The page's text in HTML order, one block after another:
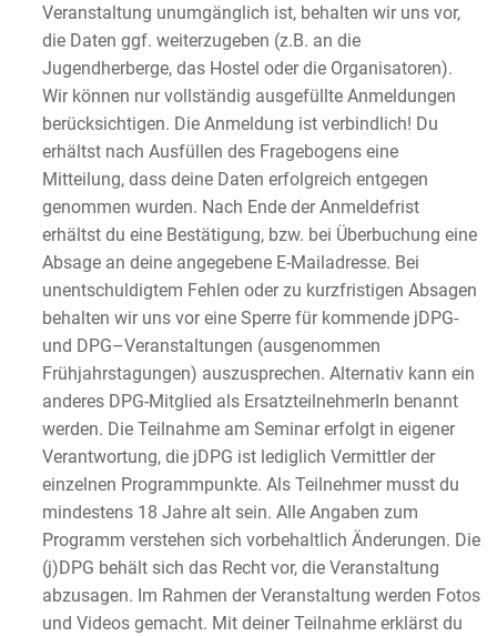
Veranstaltung unumgänglich ist, behalten wir uns vor,
die Daten ggf. weiterzugeben (z.B. an die
Jugendherberge, das Hostel oder die Organisatoren).
Wir können nur vollständig ausgefüllte Anmeldungen
berücksichtigen. Die Anmeldung ist verbindlich! Du
erhältst nach Ausfüllen des Fragebogens eine
Mitteilung, dass deine Daten erfolgreich entgegen
genommen wurden. Nach Ende der Anmeldefrist
erhältst du eine Bestätigung, bzw. bei Überbuchung eine
Absage an deine angegebene E-Mailadresse. Bei
unentschuldigtem Fehlen oder zu kurzfristigen Absagen
behalten wir uns vor eine Sperre für kommende jDPG-
und DPG–Veranstaltungen (ausgenommen
Frühjahrstagungen) auszusprechen. Alternativ kann ein
anderes DPG-Mitglied als ErsatzteilnehmerIn benannt
werden. Die Teilnahme am Seminar erfolgt in eigener
Verantwortung, die jDPG ist lediglich Vermittler der
einzelnen Programmpunkte. Als Teilnehmer musst du
mindestens 18 Jahre alt sein. Alle Angaben zum
Programm verstehen sich vorbehaltlich Änderungen. Die
(j)DPG behält sich das Recht vor, die Veranstaltung
abzusagen. Im Rahmen der Veranstaltung werden Fotos
und Videos gemacht. Mit deiner Teilnahme erklärst du